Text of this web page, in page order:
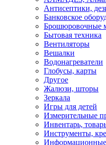
Антисептики,
Банковское
Брошюровочные
Бытовая техника
Вентиляторы
Вешалки
Водонагреватели
Глобусы, карты
Другое
Жалюзи, шторы
Зеркала
Игры для детей
Измерительные
Инвентарь,
Инструменты,